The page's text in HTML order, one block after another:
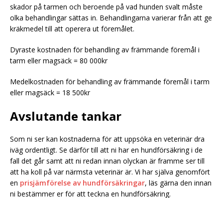
skador på tarmen och beroende på vad hunden svalt måste
olka behandlingar sättas in. Behandlingarna varierar från att ge
kräkmedel till att operera ut föremålet.
Dyraste kostnaden för behandling av främmande föremål i
tarm eller magsäck = 80 000kr
Medelkostnaden för behandling av främmande föremål i tarm
eller magsäck = 18 500kr
Avslutande tankar
Som ni ser kan kostnaderna för att uppsöka en veterinär dra
iväg ordentligt. Se därför till att ni har en hundförsäkring i de
fall det går samt att ni redan innan olyckan är framme ser till
att ha koll på var närmsta veterinär är. Vi har själva genomfört
en prisjämförelse av hundförsäkringar, läs gärna den innan
ni bestämmer er för att teckna en hundförsäkring.